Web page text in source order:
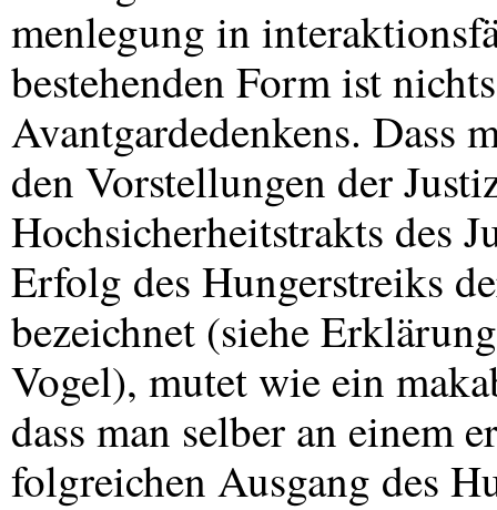
menlegung in
bestehenden Form ist
Avantgardedenkens. Dass
den Vorstellungen der
Hochsicherheitstrakts des
Erfolg des Hungerstreiks
bezeichnet (siehe
Vogel), mutet wie ein
dass man selber an einem
folgreichen Ausgang des